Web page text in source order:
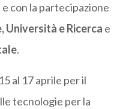
e con la partecipazione
e Ricerca e
.
al 17 aprile per il
tecnologie per la